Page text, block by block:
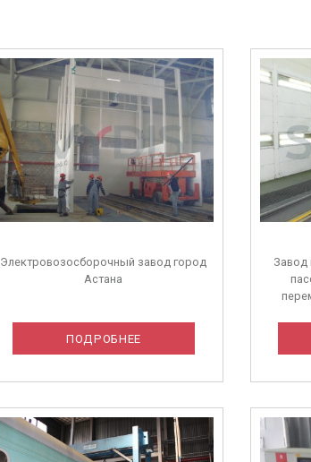
Электровозоcборочный завод город
Астана
ПОДРОБНЕЕ
Завод